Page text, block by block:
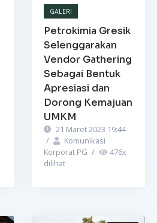
GALERI
Petrokimia Gresik
Selenggarakan
Vendor Gathering
Sebagai Bentuk
Apresiasi dan
Dorong Kemajuan
UMKM
21 Maret 2023 19:44
/
Komunikasi
Korporat PG / 476x
dilihat